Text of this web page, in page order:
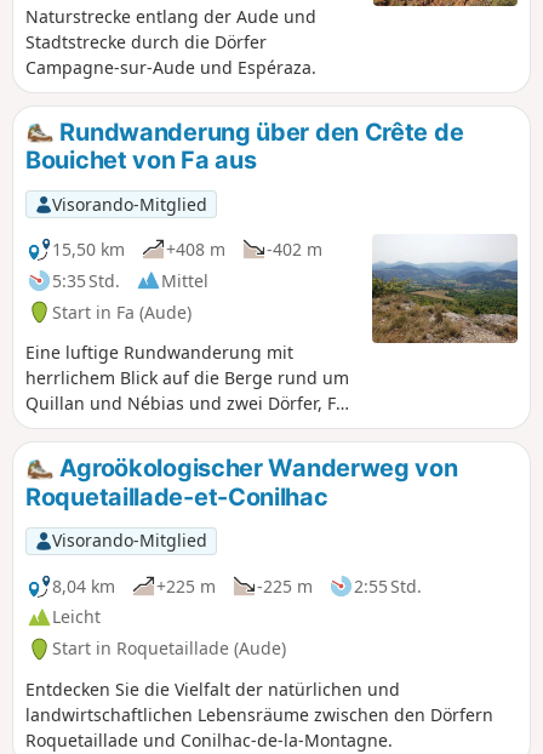
Naturstrecke entlang der Aude und
Stadtstrecke durch die Dörfer
Campagne-sur-Aude und Espéraza.
Rundwanderung über den Crête de
Bouichet von Fa aus
Visorando-Mitglied
15,50 km
+408 m
-402 m
5:35 Std.
Mittel
Start in Fa (Aude)
Eine luftige Rundwanderung mit
herrlichem Blick auf die Berge rund um
Quillan und Nébias und zwei Dörfer, Fa
und Rouvenac, deren ganz besonderer
Charme es zu entdecken gilt. Ein kleines
Plateau in luftiger Höhe: einfach nur
Glückseligkeit.
Agroökologischer Wanderweg von
Roquetaillade-et-Conilhac
Visorando-Mitglied
8,04 km
+225 m -225 m
2:55 Std.
Leicht
Start in Roquetaillade (Aude)
Entdecken Sie die Vielfalt der natürlichen und
landwirtschaftlichen Lebensräume zwischen den Dörfern
Roquetaillade und Conilhac-de-la-Montagne.